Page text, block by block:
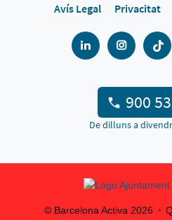
Avís Legal
Privacitat
900
De dilluns a
© Barcelona Activa 2026